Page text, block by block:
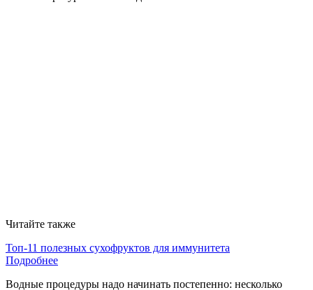
Читайте также
Топ-11 полезных сухофруктов для иммунитета
Подробнее
Водные процедуры надо начинать постепенно: несколько